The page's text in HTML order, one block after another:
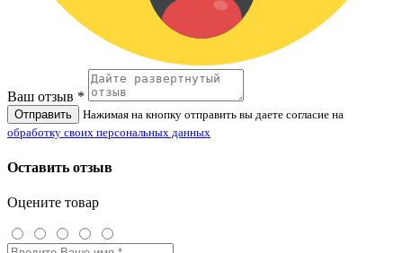
Ваш отзыв *
Отправить
Нажимая на кнопку отправить вы даете согласие на
обработку своих персональных данных
Оставить отзыв
Оцените товар